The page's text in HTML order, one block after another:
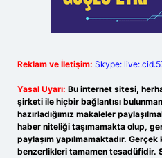
Reklam ve İletişim: Skype:
Yasal Uyarı: Bu internet sitesi,
şirketi ile hiçbir bağlantısı
hazırladığımız makaleler
haber niteliği taşımamakta olup,
paylaşım yapılmamaktadır.
benzerlikleri tamamen tesadüfidir.